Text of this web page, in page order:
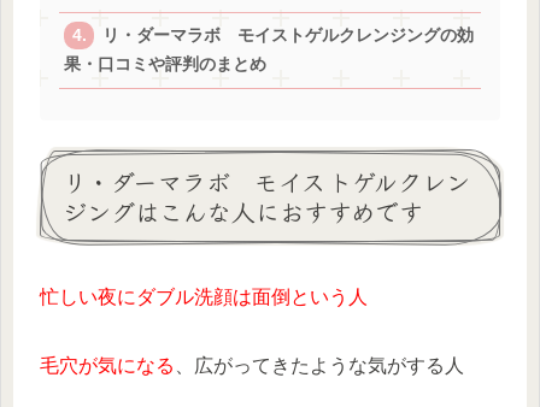
リ・ダーマラボ モイストゲルクレンジングの効
果・口コミや評判のまとめ
リ・ダーマラボ モイストゲルクレン
ジングはこんな人におすすめです
忙しい夜にダブル洗顔は面倒という人
毛穴が気になる 、広がってきたような気がする人